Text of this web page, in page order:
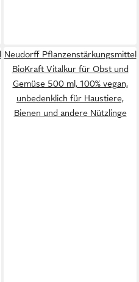
Neudorff Pflanzenstärkungsmittel
BioKraft Vitalkur für Obst und
Gemüse 500 ml, 100% vegan,
unbedenklich für Haustiere,
Bienen und andere Nützlinge